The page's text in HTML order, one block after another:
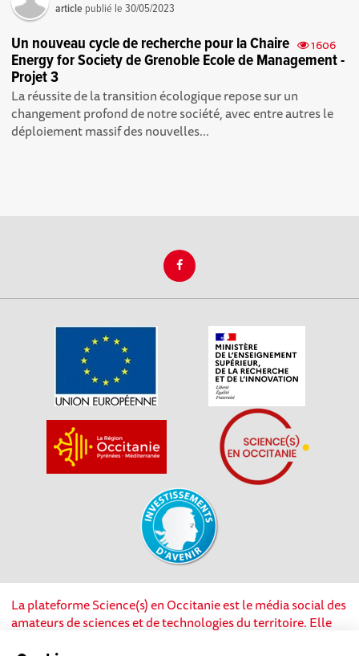
article publié le30/05/2023
1606
Un nouveau cycle de recherche pour la Chaire
Energy for Society de Grenoble Ecole de Management -
Projet 3
La réussite de la transition écologique repose sur un
changement profond de notre société, avec entre autres le
déploiement massif des nouvelles...
La plateforme Science(s) en Occitanie est le média social des
amateurs de sciences et de technologies du territoire. Elle